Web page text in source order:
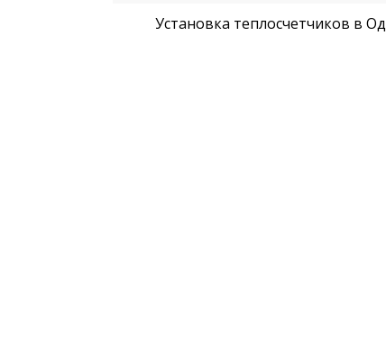
Установка теплосчетчиков в